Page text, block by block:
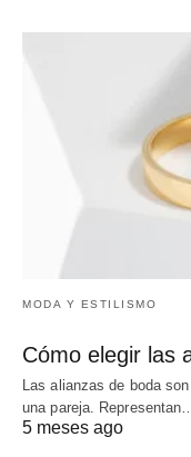
MODA Y ESTILISMO
Cómo elegir las
Las alianzas de boda
una pareja. Representan…
5 meses ago